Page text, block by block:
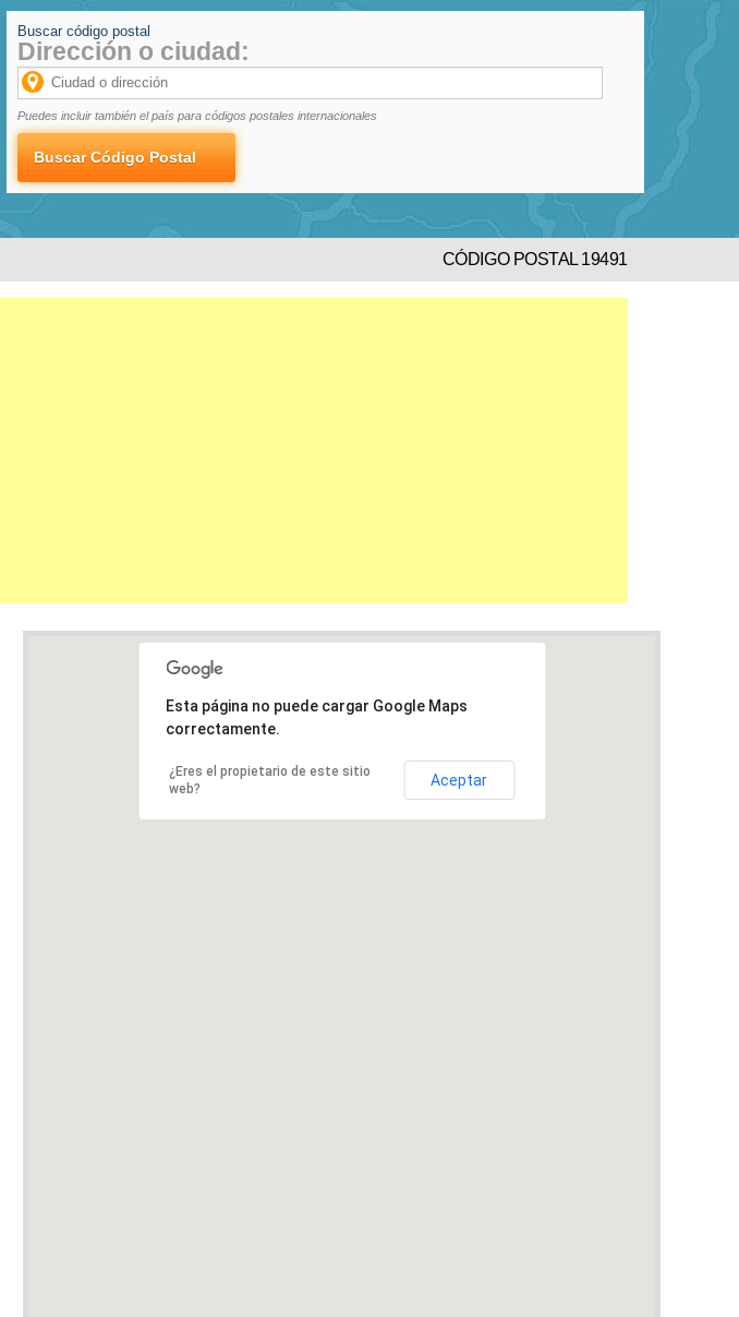
Buscar código postal
Dirección o ciudad:
Puedes incluir también el país para códigos postales internacionales
CÓDIGO POSTAL 19491
Esta página no puede cargar Google Maps
correctamente.
¿Eres el propietario de este sitio
web?
Aceptar